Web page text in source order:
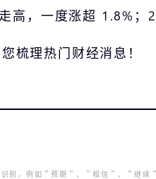
高，一度涨超 1.8%
梳理热门财经消息！
别，例如＂预期＂、＂相信＂、＂继